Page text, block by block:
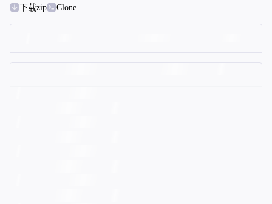
下载zip
Clone